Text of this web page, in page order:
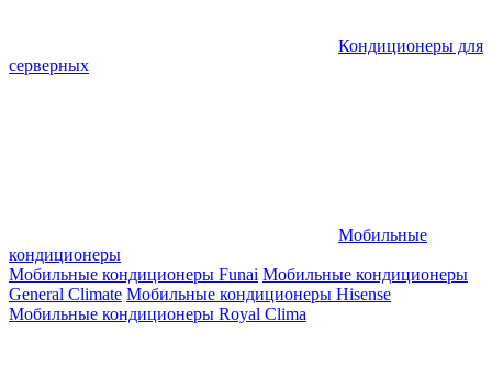
Кондиционеры для
серверных
Мобильные
кондиционеры
Мобильные кондиционеры Funai Мобильные кондиционеры
General Climate Мобильные кондиционеры Hisense
Мобильные кондиционеры Royal Clima